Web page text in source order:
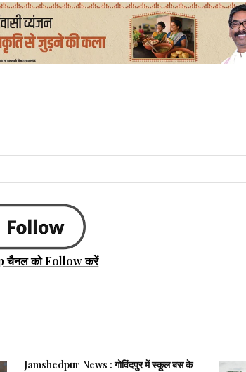
चैनल को Follow करें
Jamshedpur News : गोविंदपुर में स्कूल बस के